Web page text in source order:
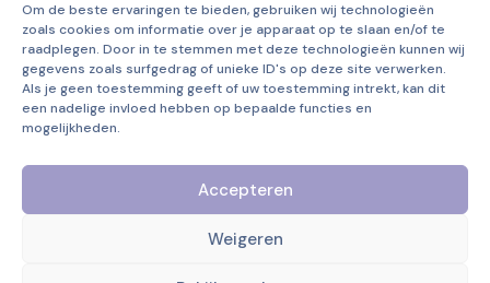
Om de beste ervaringen te bieden, gebruiken wij technologieën
zoals cookies om informatie over je apparaat op te slaan en/of te
raadplegen. Door in te stemmen met deze technologieën kunnen wij
gegevens zoals surfgedrag of unieke ID's op deze site verwerken.
Als je geen toestemming geeft of uw toestemming intrekt, kan dit
een nadelige invloed hebben op bepaalde functies en
mogelijkheden.
Accepteren
Weigeren
Privacyverklaring
Algemene voorwaarden
Disclaimer
KvK 69829233
BTWNL001694533B04
0658016551